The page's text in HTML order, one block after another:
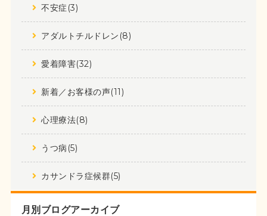
不安症(3)
アダルトチルドレン(8)
愛着障害(32)
新着／お客様の声(11)
心理療法(8)
うつ病(5)
カサンドラ症候群(5)
月別ブログアーカイブ